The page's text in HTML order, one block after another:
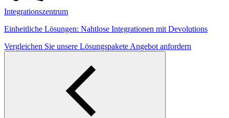
Integrationszentrum
Einheitliche Lösungen: Nahtlose Integrationen mit Devolutions
Vergleichen Sie unsere Lösungspakete Angebot anfordern